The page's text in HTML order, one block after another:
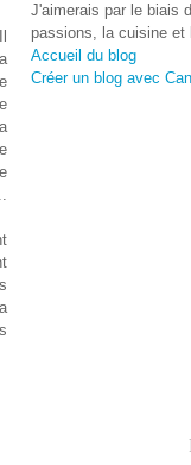
J'aimerais par le biais
passions, la cuisine et
Accueil du blog
Créer un blog avec